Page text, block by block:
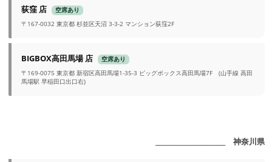
荻窪 店
空席あり
〒167-0032 東京都 杉並区天沼 3-3-2 マンション荻窪2F
BIGBOX高田馬場 店
空席あり
〒169-0075 東京都 新宿区高田馬場1-35-3 ビッグボックス高田馬場7F (山手線 高田
馬場駅 早稲田口出口右)
_______________________ 神奈川県